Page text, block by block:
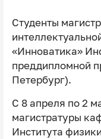
Студенты
«Инноватика»
преддипломной
Петербург).
С 8 апреля по 2
магистратуры
Института физики